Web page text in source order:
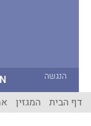
הנגשה
הבית המגזין אחר